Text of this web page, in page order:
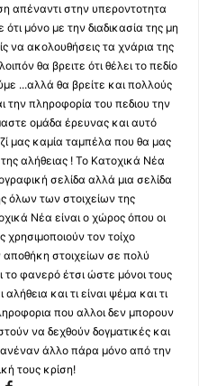
απέναντι στην υπεροντοτητα
μόνο με την διαδικασία της μη
να ακολουθήσεις τα χνάρια της
θα βρειτε ότι θέλει το πεδίο
...αλλά θα βρείτε και πολλούς
πληροφορία του πεδιου την
ομάδα έρευνας και αυτό
μας καμία ταμπέλα που θα μας
αλήθειας ! Το Κατοχικά Νέα
σελίδα αλλά μια σελίδα
όλων των στοιχείων της
Νέα είναι ο χώρος όπου οι
χρησιμοποιούν τον τοίχο
στοιχείων σε πολύ
φανερό έτσι ώστε μόνοι τους
και τι είναι ψέμα και τι
που αλλοι δεν μπορουν
να δεχθούν δογματικές και
άλλο πάρα μόνο από την
τους κρίση!